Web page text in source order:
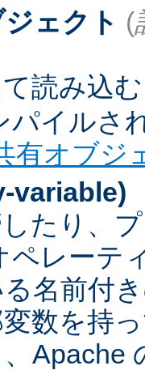
ェクト (
読み込
パイルさ
有オブジ
variable)
たり、
ペレーテ
名前付
数を持
Apache